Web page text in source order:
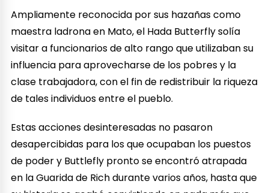
Ampliamente reconocida por sus hazañas como
maestra ladrona en Mato, el Hada Butterfly solía
visitar a funcionarios de alto rango que utilizaban su
influencia para aprovecharse de los pobres y la
clase trabajadora, con el fin de redistribuir la riqueza
de tales individuos entre el pueblo.
Estas acciones desinteresadas no pasaron
desapercibidas para los que ocupaban los puestos
de poder y Buttlefly pronto se encontró atrapada
en la Guarida de Rich durante varios años, hasta que